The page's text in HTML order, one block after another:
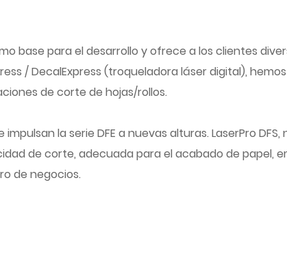
base para el desarrollo y ofrece a los clientes
/ DecalExpress (troqueladora láser digital),
de corte de hojas/rollos.
la serie DFE a nuevas alturas. LaserPro
de corte, adecuada para el acabado de papel,
de negocios.